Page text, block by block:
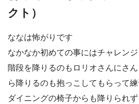
クト）
ななは怖がりです
なかなか初めての事にはチャレン
階段を降りるのもロリオさんにさ
ら降りるのも抱っこしてもらって
ダイニングの椅子からも降りられ